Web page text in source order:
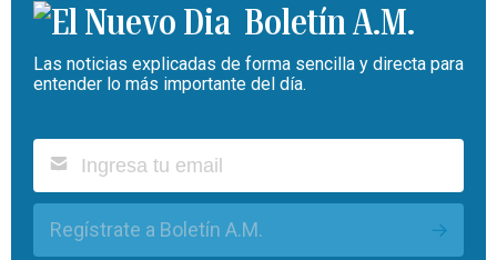
Boletín A.M.
Las noticias explicadas de forma sencilla y directa para
entender lo más importante del día.
Regístrate a Boletín A.M.